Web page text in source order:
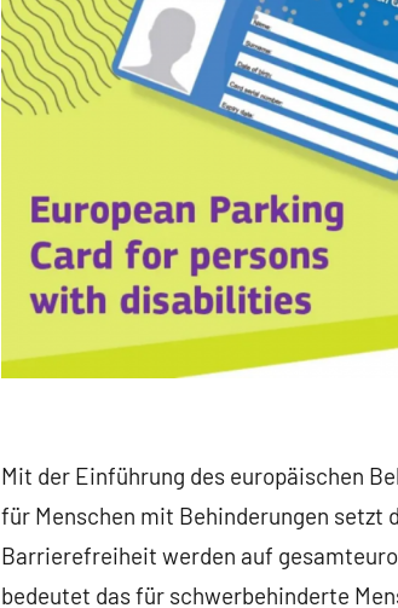
Mit der Einführung des europäischen
für Menschen mit Behinderungen setzt
Barrierefreiheit werden auf
bedeutet das für schwerbehinderte